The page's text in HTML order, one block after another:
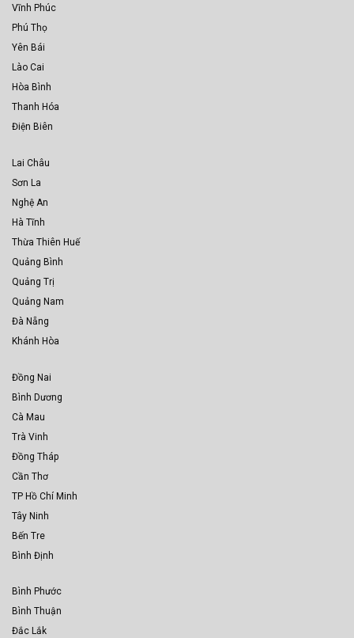
Vĩnh Phúc
Phú Thọ
Yên Bái
Lào Cai
Hòa Bình
Thanh Hóa
Điện Biên
Lai Châu
Sơn La
Nghệ An
Hà Tĩnh
Thừa Thiên Huế
Quảng Bình
Quảng Trị
Quảng Nam
Đà Nẵng
Khánh Hòa
Đồng Nai
Bình Dương
Cà Mau
Trà Vinh
Đồng Tháp
Cần Thơ
TP Hồ Chí Minh
Tây Ninh
Bến Tre
Bình Định
Bình Phước
Bình Thuận
Đắc Lắk